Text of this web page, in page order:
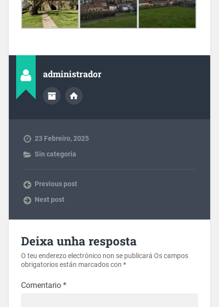
administrador
23 Febreiro, 2025
Sin categoría
Previous post
Next post
Deixa unha resposta
O teu enderezo electrónico non se publicará Os campos
obrigatorios están marcados con *
Comentario *